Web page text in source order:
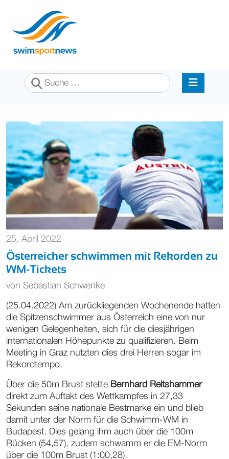
Suchen
25. April 2022
Österreicher schwimmen mit Rekorden zu
WM-Tickets
von Sebastian Schwenke
(25.04.2022) Am zurückliegenden Wochenende hatten
die Spitzenschwimmer aus Österreich eine von nur
wenigen Gelegenheiten, sich für die diesjährigen
internationalen Höhepunkte zu qualifizieren. Beim
Meeting in Graz nutzten dies drei Herren sogar im
Rekordtempo.
Über die 50m Brust stellte Bernhard Reitshammer
direkt zum Auftakt des Wettkampfes in 27,33
Sekunden seine nationale Bestmarke ein und blieb
damit unter der Norm für die Schwimm-WM in
Budapest. Dies gelang ihm auch über die 100m
Rücken (54,57), zudem schwamm er die EM-Norm
über die 100m Brust (1:00,28).